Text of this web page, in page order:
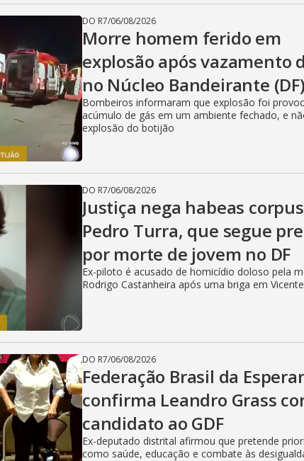
DO R7/06/08/2026
Morre homem ferido em
explosão após vazamento
no Núcleo Bandeirante (DF)
Bombeiros informaram que explosão foi
acúmulo de gás em um ambiente fechado, e
explosão do botijão
DO R7/06/08/2026
Justiça nega habeas
Pedro Turra, que segue
por morte de jovem no DF
Ex-piloto é acusado de homicídio doloso pela
Rodrigo Castanheira após uma briga em
DO R7/06/08/2026
Federação Brasil da
confirma Leandro Grass
candidato ao GDF
Ex-deputado distrital afirmou que pretende
como saúde, educação e combate às